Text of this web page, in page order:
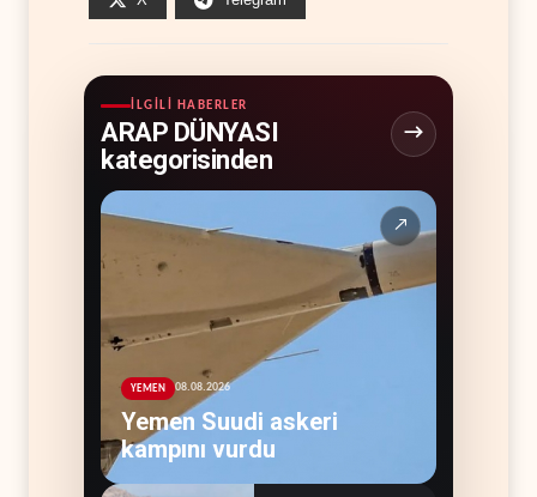
İLGILI HABERLER
ARAP DÜNYASI
kategorisinden
↗
YEMEN 08.08.2026
Yemen Suudi askeri
kampını vurdu